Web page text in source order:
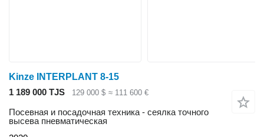
Kinze INTERPLANT 8-15
1 189 000 TJS
129 000 $ ≈ 111 600 €
Посевная и посадочная техника - сеялка точного
высева пневматическая